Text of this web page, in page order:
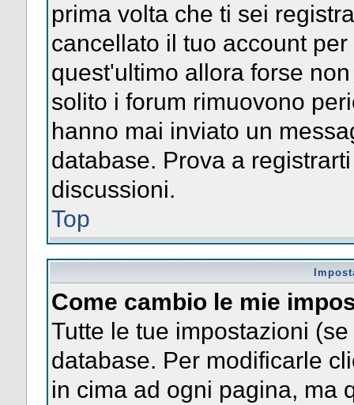
prima volta che ti sei
cancellato il tuo account
quest'ultimo allora forse
solito i forum rimuovono
hanno mai inviato un
database. Prova a
discussioni.
Top
Come cambio le mie
Tutte le tue impostazioni
database. Per modificarle
in cima ad ogni pagina, ma